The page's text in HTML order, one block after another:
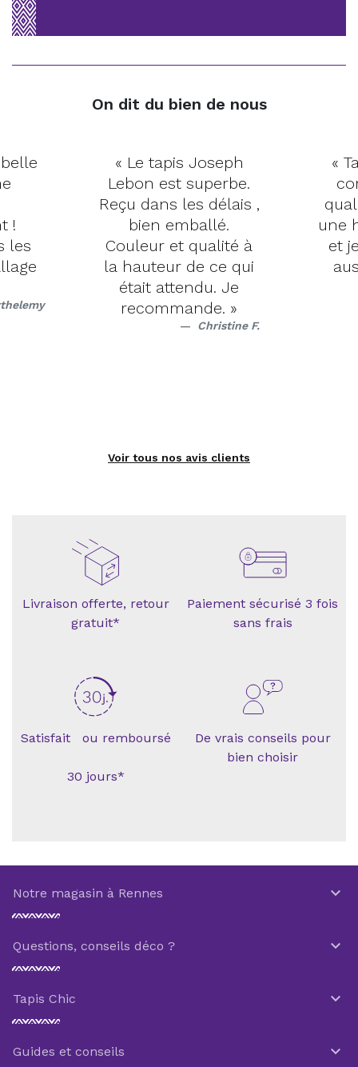
On dit du bien de nous
!
les
« Le tapis Joseph
Lebon est superbe.
Reçu dans les délais ,
bien emballé.
Couleur et qualité à
la hauteur de ce qui
était attendu. Je
recommande. »
Christine F.
«
une
et
Voir tous nos avis clients
Livraison offerte, retour
gratuit*
Paiement sécurisé 3 fois
sans frais
Satisfait ou remboursé
30 jours*
De vrais conseils pour
bien choisir
Notre magasin à Rennes 
Questions, conseils déco ? 
Tapis Chic 
Guides et conseils 